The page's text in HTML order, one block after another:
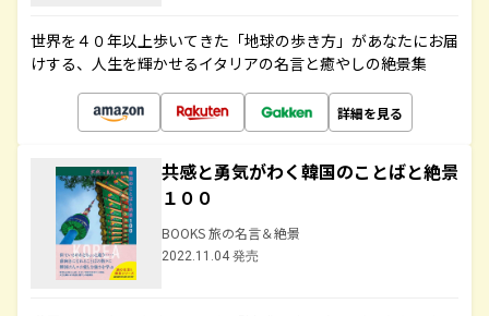
世界を４０年以上歩いてきた「地球の歩き方」があなたにお届
けする、人生を輝かせるイタリアの名言と癒やしの絶景集
詳細を見る
共感と勇気がわく韓国のことばと絶景
１００
BOOKS 旅の名言＆絶景
2022.11.04 発売